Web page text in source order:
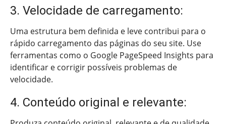
3. Velocidade de carregamento:
Uma estrutura bem definida e leve contribui para o
rápido carregamento das páginas do seu site. Use
ferramentas como o Google PageSpeed Insights para
identificar e corrigir possíveis problemas de
velocidade.
4. Conteúdo original e relevante: